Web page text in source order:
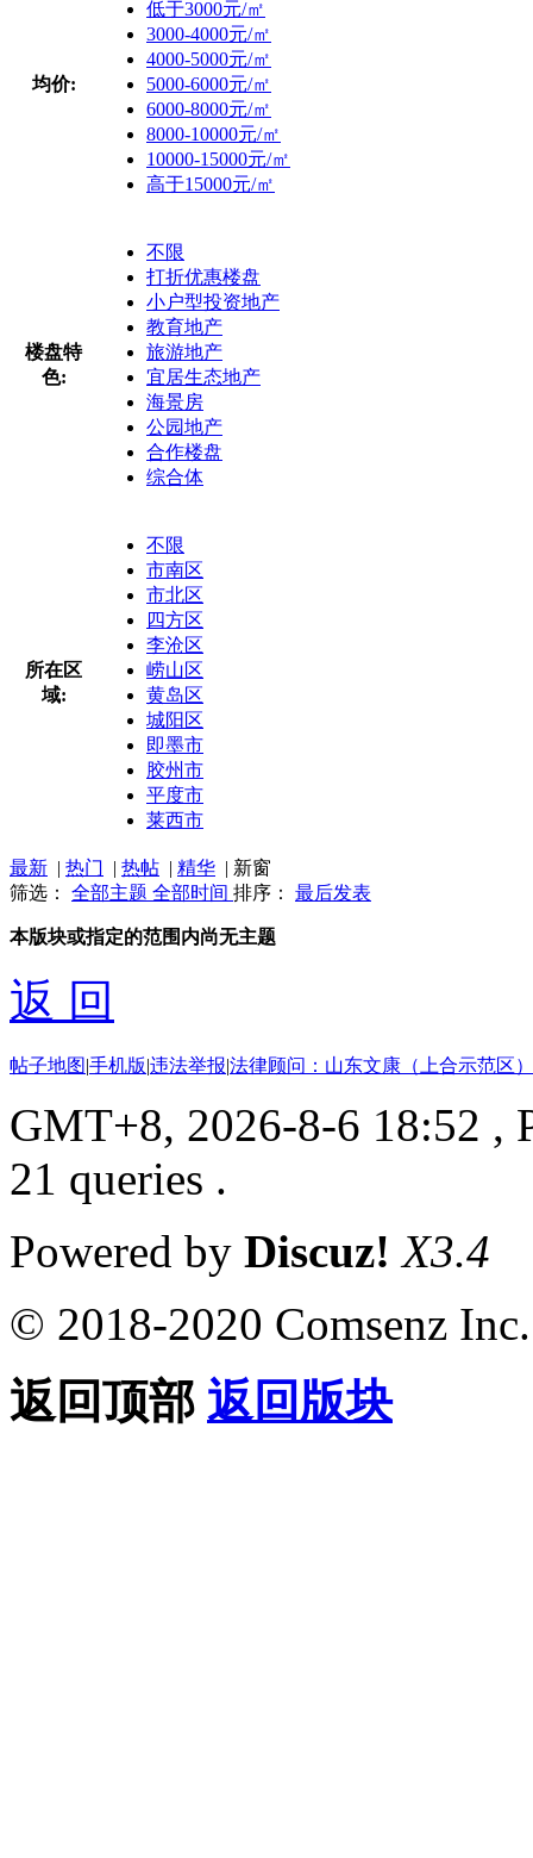
均价:
低于3000元/㎡
3000-4000元/㎡
4000-5000元/㎡
5000-6000元/㎡
6000-8000元/㎡
8000-10000元/㎡
10000-15000元/㎡
高于15000元/㎡
楼盘特
色:
不限
打折优惠楼盘
小户型投资地产
教育地产
旅游地产
宜居生态地产
海景房
公园地产
合作楼盘
综合体
所在区
域:
不限
市南区
市北区
四方区
李沧区
崂山区
黄岛区
城阳区
即墨市
胶州市
平度市
莱西市
最新 | 热门 | 热帖 | 精华 | 新窗
筛选： 全部主题 全部时间 排序： 最后发表
本版块或指定的范围内尚无主题
返 回
帖子地图|手机版|违法举报|法律顾问：山东文康（上合示范区
GMT+8, 2026-8-6 18:52 ,
21 queries .
Powered by Discuz! X3.4
© 2018-2020 Comsenz Inc.
返回顶部 返回版块